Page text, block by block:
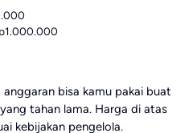
bisa kamu pakai buat
tahan lama. Harga di atas
kebijakan pengelola.